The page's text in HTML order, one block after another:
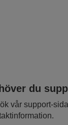
du
vår support-